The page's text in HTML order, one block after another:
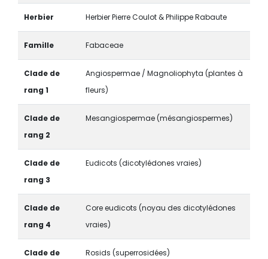
Herbier Herbier Pierre Coulot & Philippe Rabaute
Famille Fabaceae
Clade de
rang 1
Angiospermae / Magnoliophyta (plantes à
fleurs)
Clade de
rang 2
Mesangiospermae (mésangiospermes)
Clade de
rang 3
Eudicots (dicotylédones vraies)
Clade de
rang 4
Core eudicots (noyau des dicotylédones
vraies)
Clade de
Rosids (superrosidées)